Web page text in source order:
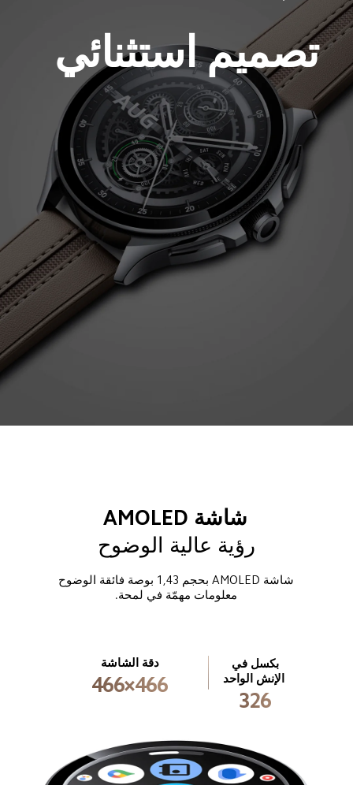
تصميم استثنائي
شاشة AMOLED
رؤية عالية الوضوح
معلومات مهمّة في لمحة.
دقة الشاشة
466×466
بكسل في
الإنش الواحد
326